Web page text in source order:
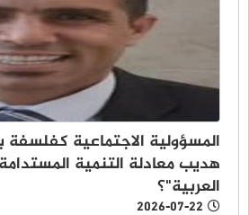
المسؤولية الاجتماعية
هديب معادلة التنمية
العربية"؟
2026-07-22